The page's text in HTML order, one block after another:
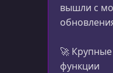
вышли с
🚀
функции